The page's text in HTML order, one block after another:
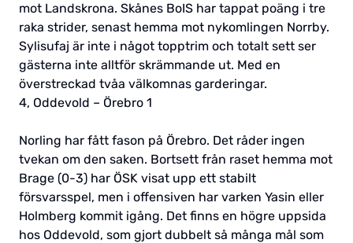
mot Landskrona. Skånes BoIS har tappat poäng i tre
raka strider, senast hemma mot nykomlingen Norrby.
Sylisufaj är inte i något topptrim och totalt sett ser
gästerna inte alltför skrämmande ut. Med en
överstreckad tvåa välkomnas garderingar.
4, Oddevold – Örebro 1
Norling har fått fason på Örebro. Det råder ingen
tvekan om den saken. Bortsett från raset hemma mot
Brage (0-3) har ÖSK visat upp ett stabilt
försvarsspel, men i offensiven har varken Yasin eller
Holmberg kommit igång. Det finns en högre uppsida
hos Oddevold, som gjort dubbelt så många mål som